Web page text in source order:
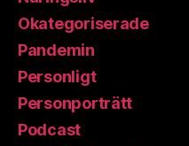
Okategoriserade
Pandemin
Personligt
Personporträtt
Podcast